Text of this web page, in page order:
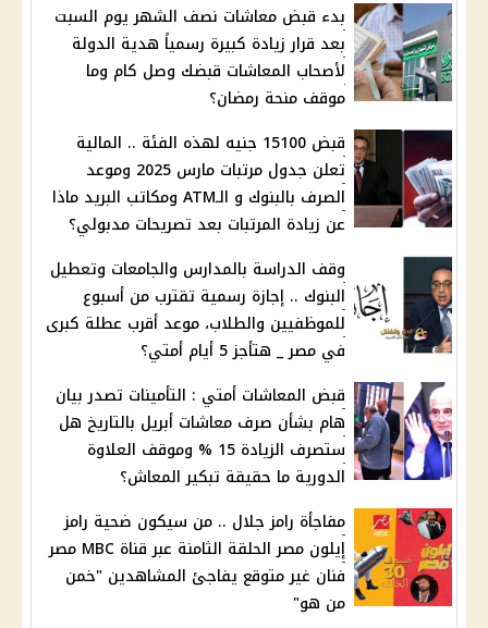
بدء قبض معاشات نصف الشهر يوم السبت
بعد قرار زيادة كبيرة رسمياً هدية الدولة
لأصحاب المعاشات قبضك وصل كام وما
موقف منحة رمضان؟
قبض 15100 جنيه لهذه الفئة .. المالية
تعلن جدول مرتبات مارس 2025 وموعد
الصرف بالبنوك و الـATM ومكاتب البريد ماذا
عن زيادة المرتبات بعد تصريحات مدبولي؟
وقف الدراسة بالمدارس والجامعات وتعطيل
البنوك .. إجازة رسمية تقترب من أسبوع
للموظفيين والطلاب، موعد أقرب عطلة كبرى
في مصر _ هتأجز 5 أيام أمتي؟
قبض المعاشات أمتي : التأمينات تصدر بيان
هام بشأن صرف معاشات أبريل بالتاريخ هل
ستصرف الزيادة 15 % وموقف العلاوة
الدورية ما حقيقة تبكير المعاش؟
مفاجأة رامز جلال .. من سيكون ضحية رامز
إيلون مصر الحلقة الثامنة عبر قناة MBC مصر
فنان غير متوقع يفاجئ المشاهدين "خمن
من هو"